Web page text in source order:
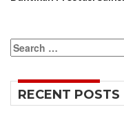
Search
for:
RECENT POSTS